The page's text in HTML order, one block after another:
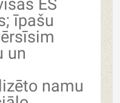
ES
īpašu
un
namu